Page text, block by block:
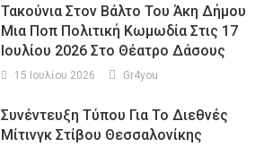
Τακούνια Στον Βάλτο Του Άκη Δήμου
Μια Ποπ Πολιτική Κωμωδία Στις 17
Ιουλίου 2026 Στο Θέατρο Δάσους
15 Ιουλίου 2026 Gr4you
Συνέντευξη Τύπου Για Το Διεθνές
Μίτινγκ Στίβου Θεσσαλονίκης